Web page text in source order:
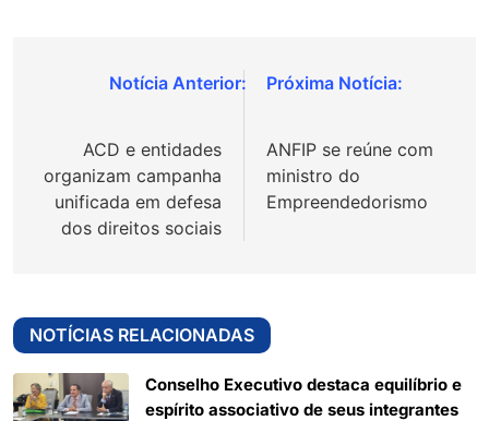
Navegação
Post
ACD e entidades
organizam campanha
unificada em defesa
dos direitos sociais
ANFIP se reúne com
ministro do
Empreendedorismo
NOTÍCIAS RELACIONADAS
Conselho Executivo destaca equilíbrio e
espírito associativo de seus integrantes